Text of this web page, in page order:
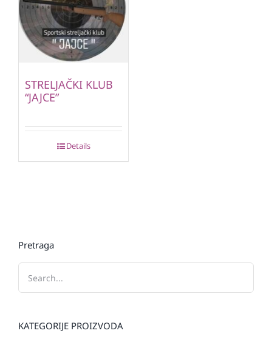
STRELJAČKI KLUB
“JAJCE”
Details
Pretraga
KATEGORIJE PROIZVODA